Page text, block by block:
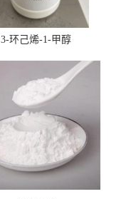
3-环己烯-1-甲醇